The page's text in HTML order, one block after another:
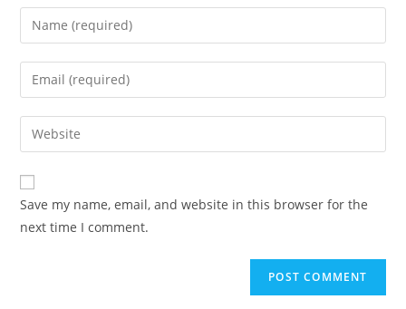
Enter
your
name
comment
Enter
your
email
address
comment
Enter
your
website
URL
(optional)
Save my name, email, and website in this browser for the
next time I comment.